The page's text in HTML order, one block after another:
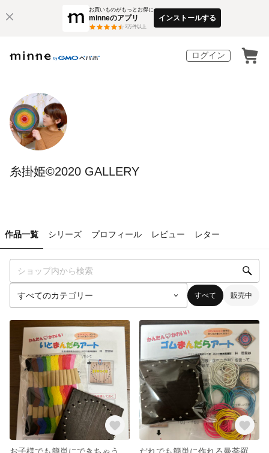
お買いものがもっとお得に
minneのアプリ
3万件以上
インストールする
ログイン
糸掛姫©︎2020 GALLERY
作品一覧 シリーズ プロフィール レビュー レター
すべて 販売中